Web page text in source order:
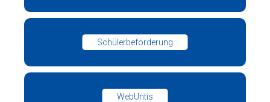
Schülerbeförderung
WebUntis